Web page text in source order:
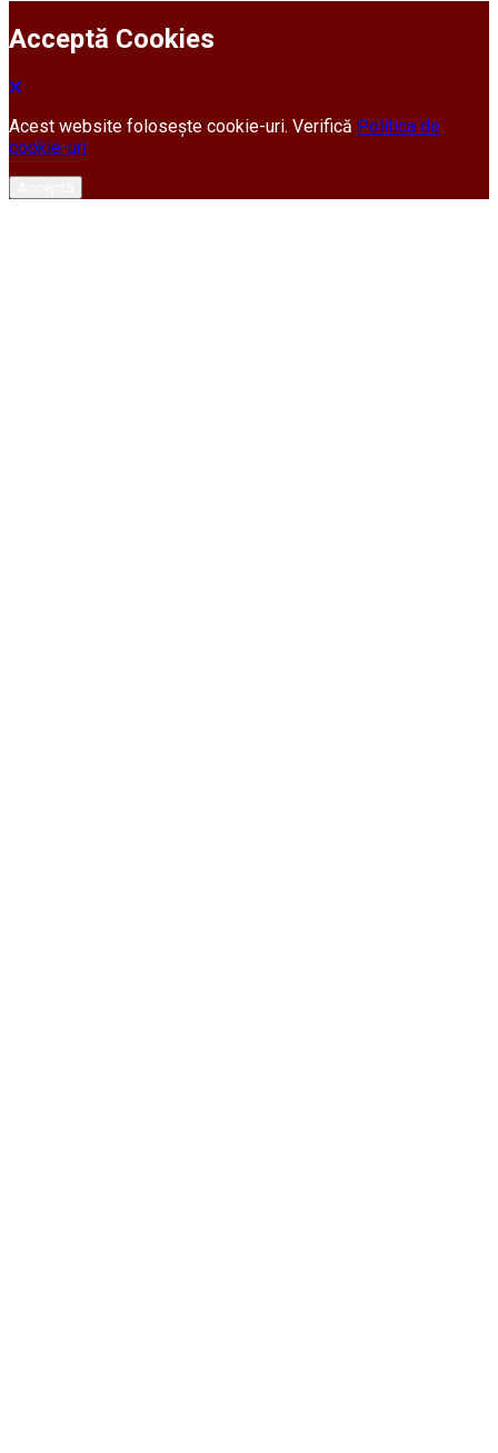
Acceptă Cookies
Acest website folosește cookie-uri. Verifică Politica de
cookie-uri